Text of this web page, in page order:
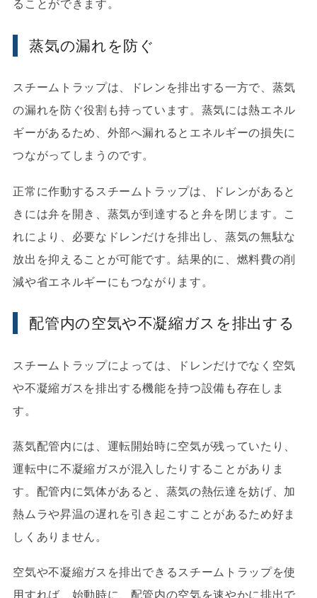
ることができます。
蒸気の漏れを防ぐ
スチームトラップは、ドレンを排出する一方で、蒸気
の漏れを防ぐ役割も持っています。蒸気には熱エネル
ギーがあるため、外部へ漏れるとエネルギーの損失に
つながってしまうのです。
正常に作動するスチームトラップは、ドレンがあると
きには弁を開き、蒸気が到達すると弁を閉じます。こ
れにより、必要なドレンだけを排出し、蒸気の無駄な
放出を抑えることが可能です。結果的に、燃料費の削
減や省エネルギーにもつながります。
配管内の空気や不凝縮ガスを排出する
スチームトラップによっては、ドレンだけでなく空気
や不凝縮ガスを排出する機能を持つ設備も存在しま
す。
蒸気配管内には、運転開始時に空気が残っていたり、
運転中に不凝縮ガスが混入したりすることがありま
す。配管内に気体があると、蒸気の熱伝達を妨げ、加
熱ムラや昇温の遅れを引き起こすことがあるため好ま
しくありません。
空気や不凝縮ガスを排出できるスチームトラップを使
用すれば、始動時に、配管内の空気を速やかに排出で